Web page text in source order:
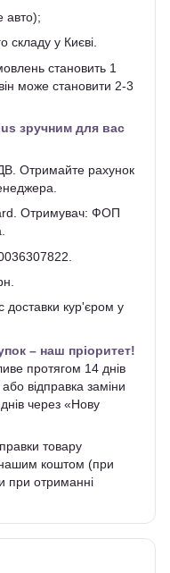
авто);
складу у Києві.
становить 1
може становити 2-3
зручним для вас
Отримайте рахунок
Отримувач: ФОП
доставки кур'єром у
– наш пріоритет!
протягом 14 днів
відправка заміни
через «Нову
товару
нашим коштом (при
при отриманні